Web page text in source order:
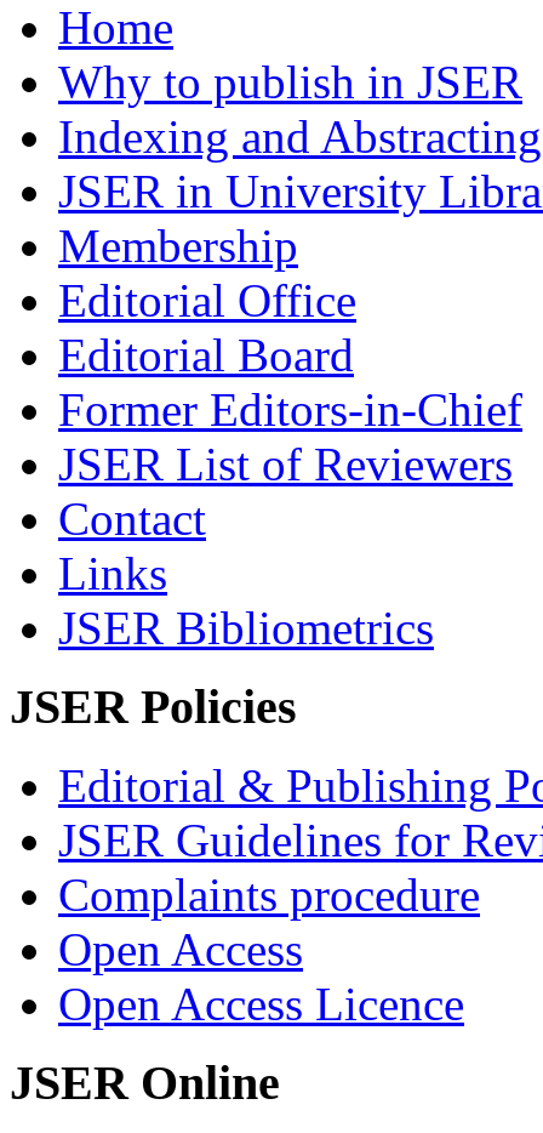
Home
Why to publish in JSER
Indexing and Abstracting
JSER in University
Membership
Editorial Office
Editorial Board
Former Editors-in-Chief
JSER List of Reviewers
Contact
Links
JSER Bibliometrics
JSER Policies
Editorial & Publishing
JSER Guidelines for
Complaints procedure
Open Access
Open Access Licence
JSER Online